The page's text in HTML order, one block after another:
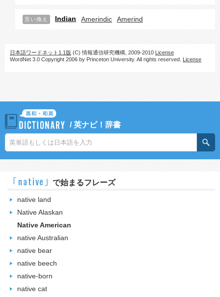
言い換え Indian Amerindic Amerind
日本語ワードネット1.1版 (C) 情報通信研究機構, 2009-2010 License
WordNet 3.0 Copyright 2006 by Princeton University. All rights reserved. License
/英ナビ！辞書
｢native｣ で始まるフレーズ
native land
Native Alaskan
Native American
native Australian
native bear
native beech
native-born
native cat